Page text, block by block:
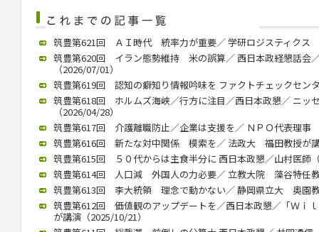
筑豊第621回 ＡＩ時代 統率力が重要／ 学研ロジスティクス
筑豊第620回 イラン態勢維持 米の誤算／ 西日本政経懇話会
（2026/07/01）
筑豊第619回 認知の癖知り情報吟味を ファクトチェックセ
筑豊第618回 ホルムズ海峡／行方に注目／西日本政懇／ ニッ
（2026/04/28）
筑豊第617回 介護離職防止／企業は支援を／ ＮＰＯ代表理
筑豊第616回 新たな対中関係 模索を／ 法政大 福田教授が
筑豊第615回 ５０代からは主食半分に 西日本政懇／山村医師
筑豊第614回 人口減 外国人の力必要／ 立教大院 藻谷特任
筑豊第613回 李大統領 理念で動かない／ 静岡県立大 奥園
筑豊第612回 価値観のアップデートを／西日本政懇／「Ｗ
が講演（2025/10/21）